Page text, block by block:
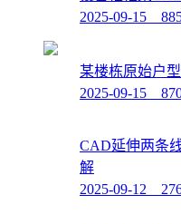
2025-09-15
某楼栋原始户
2025-09-15
CAD延伸两条
解
2025-09-12